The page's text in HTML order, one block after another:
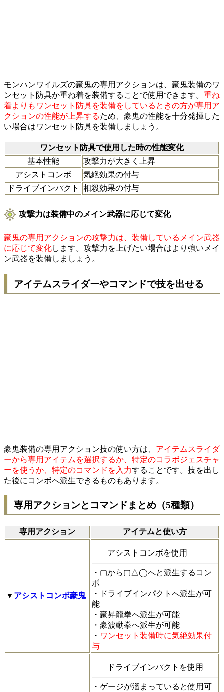
モンハンワイルズの豪鬼の専用アクションは、豪鬼装備のワ
ンセット防具か重ね着を装備することで使用できます。 重ね
着よりもワンセット防具を装備をしているときの方が専用ア
クションの性能が上昇するため、豪鬼の性能を十分発揮した
い場合はワンセット防具を装備しましょう。
ワンセット防具で使用した時の性能変化
基本性能
攻撃力が大きく上昇
アシストコンボ
気絶効果の付与
ドライブインパクト
相殺効果の付与
攻撃力は装備中のメイン武器に応じて変化
豪鬼の専用アクションの攻撃力は、装備しているメイン武器
に応じて変化します。攻撃力を上げたい場合はより強いメイ
ン武器を装備しましょう。
アイテムスライダーやコマンドで技を出せる
豪鬼装備の専用アクション技の使い方は、 アイテムスライダ
ーから専用アイテムを選択するか、特定のコラボジェスチャ
ーを使うか、特定のコマンドを入力することです。技を出し
た後にコンボへ派生できるものもあります。
専用アクションとコマンドまとめ（5種類）
専用アクション アイテムと使い方
▼ アシストコンボ豪鬼
アシストコンボを使用
・▢から▢△◯へと派生するコン
ボ
・ドライブインパクトへ派生が可
能
・豪昇龍拳へ派生が可能
・豪波動拳へ派生が可能
・ ワンセット装備時に気絶効果付
与
ドライブインパクトを使用
・ゲージが溜まっていると使用可